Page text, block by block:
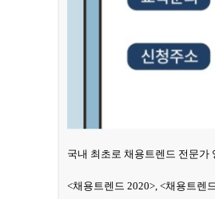
국내 최초로 채용트렌드 전문
<채용트렌드 2020>, <채용트렌